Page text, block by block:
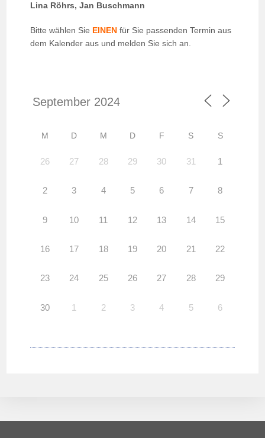
Lina Röhrs, Jan Buschmann
Bitte wählen Sie EINEN für Sie passenden Termin aus
dem Kalender aus und melden Sie sich an.
M D M D F S S
26 27 28 29 30 31 1
2 3 4 5 6 7 8
9 10 11 12 13 14 15
16 17 18 19 20 21 22
23 24 25 26 27 28 29
30 1 2 3 4 5 6